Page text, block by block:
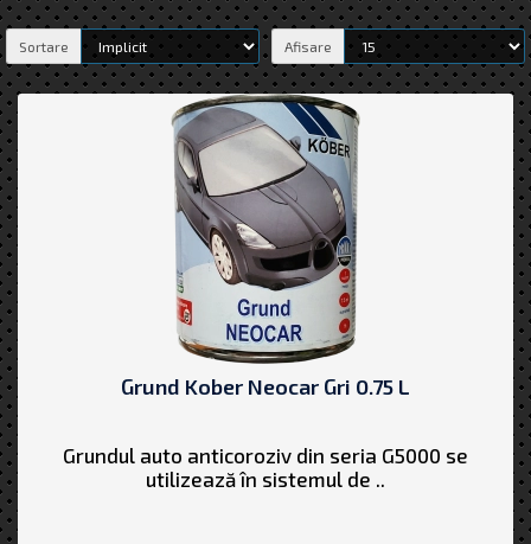
Sortare Afisare
Grund Kober Neocar Gri 0.75 L
Grundul auto anticoroziv din seria G5000 se
utilizează în sistemul de ..